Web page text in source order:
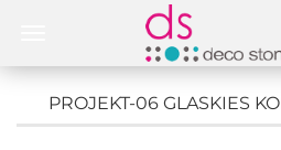
PROJEKT-06 GLASKIES